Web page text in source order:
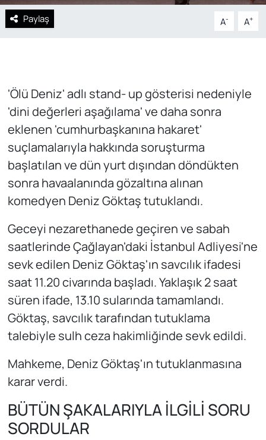
Paylaş A- A+
'Ölü Deniz' adlı stand- up gösterisi nedeniyle
'dini değerleri aşağılama' ve daha sonra
eklenen 'cumhurbaşkanına hakaret'
suçlamalarıyla hakkında soruşturma
başlatılan ve dün yurt dışından döndükten
sonra havaalanında gözaltına alınan
komedyen Deniz Göktaş tutuklandı.
Geceyi nezarethanede geçiren ve sabah
saatlerinde Çağlayan'daki İstanbul Adliyesi'ne
sevk edilen Deniz Göktaş'ın savcılık ifadesi
saat 11.20 civarında başladı. Yaklaşık 2 saat
süren ifade, 13.10 sularında tamamlandı.
Göktaş, savcılık tarafından tutuklama
talebiyle sulh ceza hakimliğinde sevk edildi.
Mahkeme, Deniz Göktaş'ın tutuklanmasına
karar verdi.
BÜTÜN ŞAKALARIYLA İLGİLİ SORU
SORDULAR